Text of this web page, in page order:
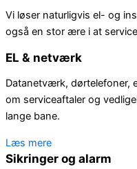
Vi løser naturligvis el- og
også en stor ære i at
EL & netværk
Datanetværk, dørtelefoner,
om serviceaftaler og
lange bane.
Læs mere
Sikringer og alarm